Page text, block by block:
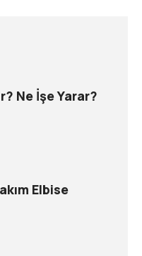
Ne İşe Yarar?
Elbise